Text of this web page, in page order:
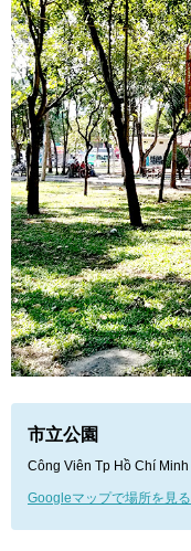
市立公園
Công Viên Tp Hồ Chí Minh
Googleマップで場所を見る